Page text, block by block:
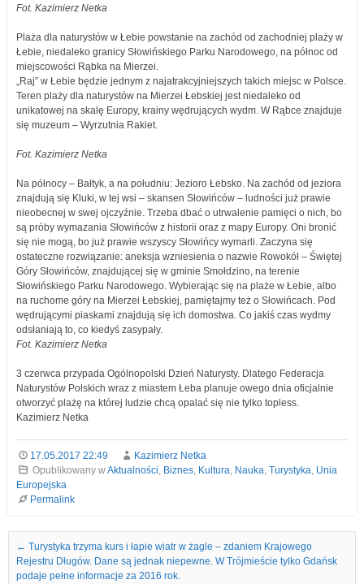
Fot. Kazimierz Netka
Plaża dla naturystów w Łebie powstanie na zachód od zachodniej plaży w
Łebie, niedaleko granicy Słowińskiego Parku Narodowego, na północ od
miejscowości Rąbka na Mierzei.
„Raj” w Łebie będzie jednym z najatrakcyjniejszych takich miejsc w Polsce.
Teren plaży dla naturystów na Mierzei Łebskiej jest niedaleko od
unikatowej na skalę Europy, krainy wędrujących wydm. W Rąbce znajduje
się muzeum – Wyrzutnia Rakiet.
Fot. Kazimierz Netka
Na północy – Bałtyk, a na południu: Jezioro Łebsko. Na zachód od jeziora
znajdują się Kluki, w tej wsi – skansen Słowińców – ludności już prawie
nieobecnej w swej ojczyźnie. Trzeba dbać o utrwalenie pamięci o nich, bo
są próby wymazania Słowińców z historii oraz z mapy Europy. Oni bronić
się nie mogą, bo już prawie wszyscy Słowińcy wymarli. Zaczyna się
ostateczne rozwiązanie: aneksja wzniesienia o nazwie Rowokół – Świętej
Góry Słowińców, znajdującej się w gminie Smołdzino, na terenie
Słowińskiego Parku Narodowego. Wybierając się na plaże w Łebie, albo
na ruchome góry na Mierzei Łebskiej, pamiętajmy też o Słowińcach. Pod
wędrującymi piaskami znajdują się ich domostwa. Co jakiś czas wydmy
odsłaniają to, co kiedyś zasypały.
Fot. Kazimierz Netka
3 czerwca przypada Ogólnopolski Dzień Naturysty. Dlatego Federacja
Naturystów Polskich wraz z miastem Łeba planuje owego dnia oficjalnie
otworzyć plażę na której ludzie chcą opalać się nie tylko topless.
Kazimierz Netka
17.05.2017 22:49
Kazimierz Netka
Opublikowany wAktualności, Biznes, Kultura, Nauka, Turystyka, Unia
Europejska
Permalink
Nawigacja we wpisach
← Turystyka trzyma kurs i łapie wiatr w żagle – zdaniem Krajowego
Rejestru Długów. Dane są jednak niepewne. W Trójmieście tylko Gdańsk
podaje pełne informacje za 2016 rok.